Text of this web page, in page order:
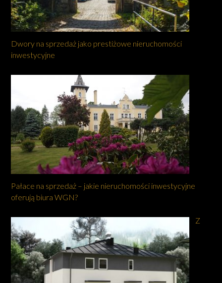
Dwory na sprzedaż jako prestiżowe nieruchomości
inwestycyjne
Pałace na sprzedaż – jakie nieruchomości inwestycyjne
oferują biura WGN?
Z